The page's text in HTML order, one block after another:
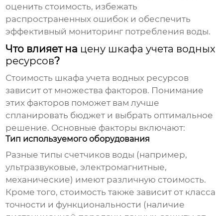
оценить стоимость, избежать
распространенных ошибок и обеспечить
эффективный мониторинг потребления воды.
Что влияет на цену шкафа учета водных
ресурсов?
Стоимость шкафа учета водных ресурсов
зависит от множества факторов. Понимание
этих факторов поможет вам лучше
спланировать бюджет и выбрать оптимальное
решение. Основные факторы включают:
Тип используемого оборудования
Разные типы счетчиков воды (например,
ультразвуковые, электромагнитные,
механические) имеют различную стоимость.
Кроме того, стоимость также зависит от класса
точности и функциональности (наличие